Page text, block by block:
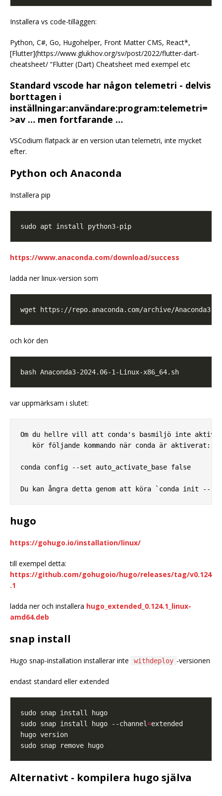
Installera vs code-tilläggen:
Python, C#, Go, Hugohelper, Front Matter CMS, React*,
[Flutter](https://www.glukhov.org/sv/post/2022/flutter-dart-
cheatsheet/ “Flutter (Dart) Cheatsheet med exempel etc
Standard vscode har någon telemetri - delvis
borttagen i
inställningar:användare:program:telemetri=
>av … men fortfarande …
VSCodium flatpack är en version utan telemetri, inte mycket
efter.
Python och Anaconda
Installera pip
https://www.anaconda.com/download/success
ladda ner linux-version som
och kör den
var uppmärksam i slutet:
Om du hellre vill att conda's basmiljö inte
   kör följande kommando när conda är aktiverat:
conda config --set auto_activate_base false
hugo
https://gohugo.io/installation/linux/
till exempel detta:
https://github.com/gohugoio/hugo/releases/tag/v0.124
.1
ladda ner och installera hugo_extended_0.124.1_linux-
amd64.deb
snap install
Hugo snap-installation installerar inte withdeploy -versionen
endast standard eller extended
sudo snap install hugo --channel=
Alternativt - kompilera hugo själva